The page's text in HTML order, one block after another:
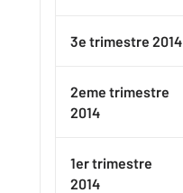
3e trimestre 2014
2eme trimestre
2014
1ertrimestre
2014